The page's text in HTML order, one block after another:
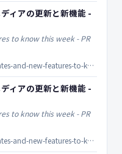
ィアの更新と新機能 -
to know this week - PR
www.prdaily.com/social-media-updates-and-new-features-to-know-this-week-42/
ィアの更新と新機能 -
to know this week - PR
www.prdaily.com/social-media-updates-and-new-features-to-know-this-week-45/